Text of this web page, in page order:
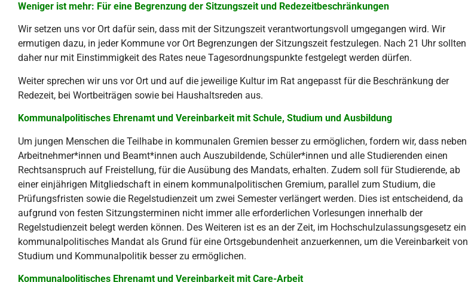
Weniger ist mehr: Für eine Begrenzung der Sitzungszeit und Redezeitbeschränkungen
Wir setzen uns vor Ort dafür sein, dass mit der Sitzungszeit verantwortungsvoll umgegangen wird. Wir
ermutigen dazu, in jeder Kommune vor Ort Begrenzungen der Sitzungszeit festzulegen. Nach 21 Uhr sollten
daher nur mit Einstimmigkeit des Rates neue Tagesordnungspunkte festgelegt werden dürfen.
Weiter sprechen wir uns vor Ort und auf die jeweilige Kultur im Rat angepasst für die Beschränkung der
Redezeit, bei Wortbeiträgen sowie bei Haushaltsreden aus.
Kommunalpolitisches Ehrenamt und Vereinbarkeit mit Schule, Studium und Ausbildung
Um jungen Menschen die Teilhabe in kommunalen Gremien besser zu ermöglichen, fordern wir, dass neben
Arbeitnehmer*innen und Beamt*innen auch Auszubildende, Schüler*innen und alle Studierenden einen
Rechtsanspruch auf Freistellung, für die Ausübung des Mandats, erhalten. Zudem soll für Studierende, ab
einer einjährigen Mitgliedschaft in einem kommunalpolitischen Gremium, parallel zum Studium, die
Prüfungsfristen sowie die Regelstudienzeit um zwei Semester verlängert werden. Dies ist entscheidend, da
aufgrund von festen Sitzungsterminen nicht immer alle erforderlichen Vorlesungen innerhalb der
Regelstudienzeit belegt werden können. Des Weiteren ist es an der Zeit, im Hochschulzulassungsgesetz ein
kommunalpolitisches Mandat als Grund für eine Ortsgebundenheit anzuerkennen, um die Vereinbarkeit von
Studium und Kommunalpolitik besser zu ermöglichen.
Kommunalpolitisches Ehrenamt und Vereinbarkeit mit Care-Arbeit